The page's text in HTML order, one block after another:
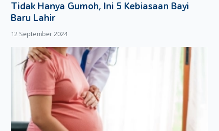
Tidak Hanya Gumoh, Ini 5 Kebiasaan Bayi
Baru Lahir
12 September 2024